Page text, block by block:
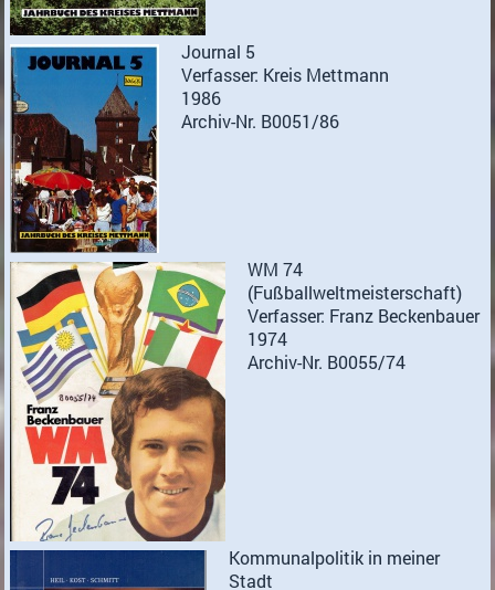
Journal 5
Verfasser: Kreis Mettmann
1986
Archiv-Nr. B0051/86
WM 74
(Fußballweltmeisterschaft)
Verfasser: Franz Beckenbauer
1974
Archiv-Nr. B0055/74
Kommunalpolitik in meiner
Stadt